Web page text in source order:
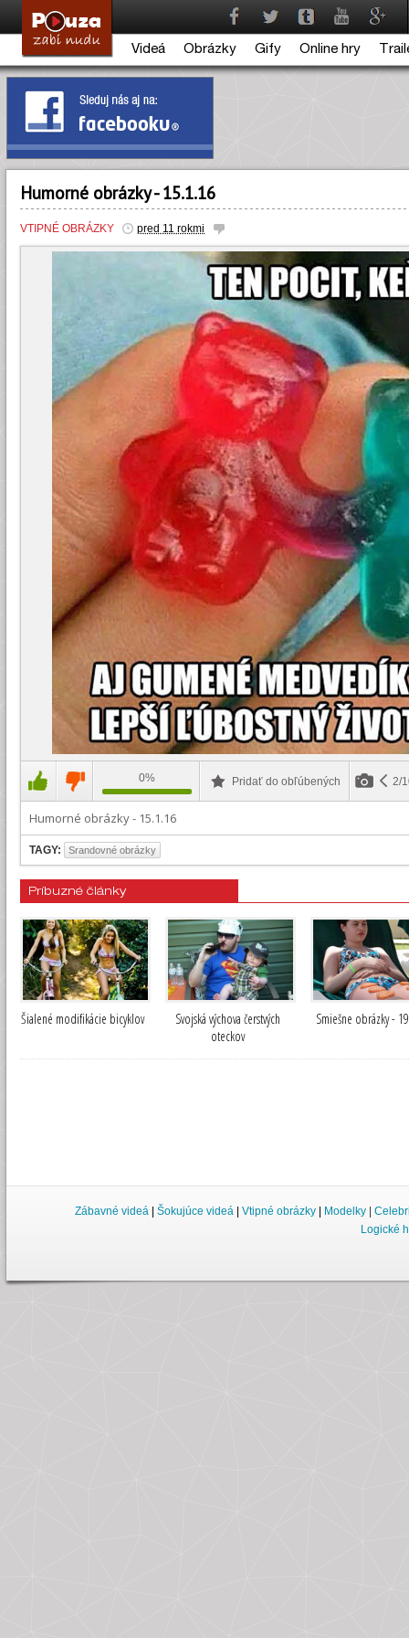
Videá Obrázky Gify Online hry
Humorné obrázky - 15.1.16
VTIPNÉ OBRÁZKY pred 11 rokmi
0% Pridať do obľúbených 2/
Humorné obrázky - 15.1.16
TAGY: Srandovné obrázky
Príbuzné články
Šialené modifikácie bicyklov
Svojská výchova čerstvých
oteckov
Smiešne obrázky -
Zábavné videá | Šokujúce videá | Vtipné obrázky | Modelky |
Logické